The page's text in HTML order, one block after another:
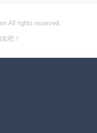
All rights reserved.
吧！